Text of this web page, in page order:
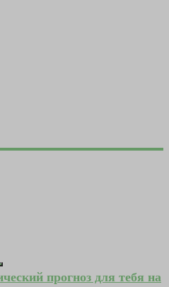
прогноз для тебя на